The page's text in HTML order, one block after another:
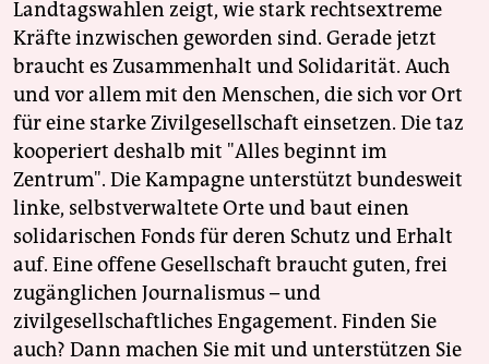
Landtagswahlen zeigt, wie stark rechtsextreme
Kräfte inzwischen geworden sind. Gerade jetzt
braucht es Zusammenhalt und Solidarität. Auch
und vor allem mit den Menschen, die sich vor Ort
für eine starke Zivilgesellschaft einsetzen. Die taz
kooperiert deshalb mit "Alles beginnt im
Zentrum". Die Kampagne unterstützt bundesweit
linke, selbstverwaltete Orte und baut einen
solidarischen Fonds für deren Schutz und Erhalt
auf. Eine offene Gesellschaft braucht guten, frei
zugänglichen Journalismus – und
zivilgesellschaftliches Engagement. Finden Sie
auch? Dann machen Sie mit und unterstützen Sie